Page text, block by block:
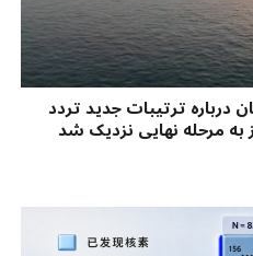
درباره ترتیبات جدید تردد
مرحله نهایی نزدیک شد